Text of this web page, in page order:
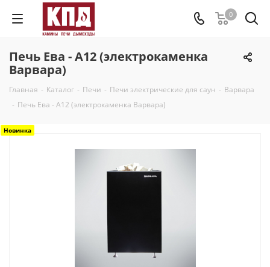
0
Печь Ева - А12 (электрокаменка
Варвара)
Главная - Каталог - Печи - Печи электрические для саун - Варвара
- Печь Ева - А12 (электрокаменка Варвара)
Новинка